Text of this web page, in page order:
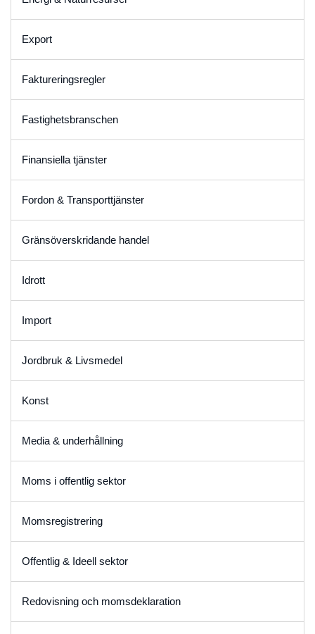
Export
Faktureringsregler
Fastighetsbranschen
Finansiella tjänster
Fordon & Transporttjänster
Gränsöverskridande handel
Idrott
Import
Jordbruk & Livsmedel
Konst
Media & underhållning
Moms i offentlig sektor
Momsregistrering
Offentlig & Ideell sektor
Redovisning och momsdeklaration